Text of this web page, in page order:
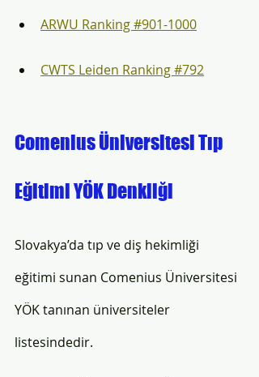
ARWU Ranking #901-1000
CWTS Leiden Ranking #792
Comenius Üniversitesi Tıp
Eğitimi YÖK Denkliği
Slovakya’da tıp ve diş hekimliği
eğitimi sunan Comenius Üniversitesi
YÖK tanınan üniversiteler
listesindedir.